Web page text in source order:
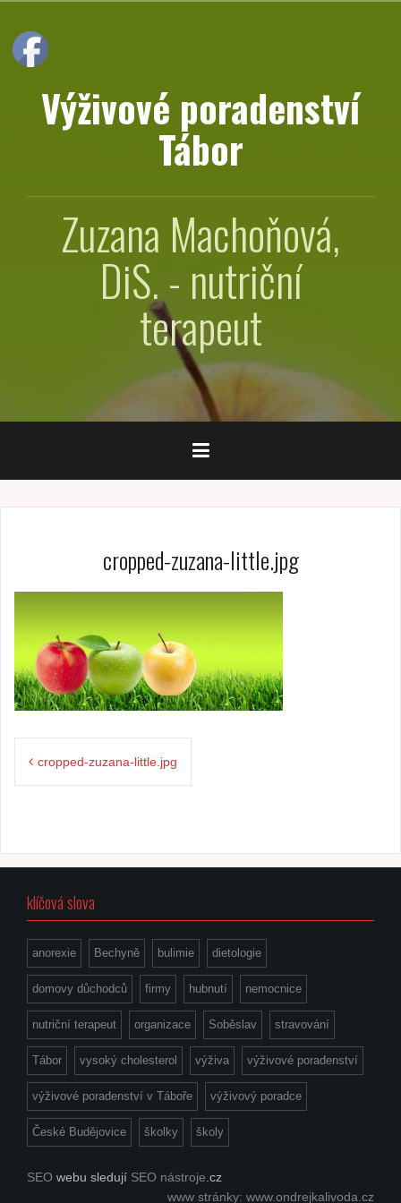
obsahu
webu
Výživové poradenství
Tábor
Zuzana Machoňová,
DiS. - nutriční
terapeut
cropped-zuzana-little.jpg
Navigace
cropped-zuzana-little.jpg
klíčová slova
anorexie Bechyně bulimie dietologie
domovy důchodců firmy hubnutí nemocnice
nutriční terapeut organizace Soběslav stravování
Tábor vysoký cholesterol výživa výživové poradenství
výživové poradenství v Táboře výživový poradce
České Budějovice školky školy
SEO webu sledují SEO nástroje .cz
www stránky: www.ondrejkalivoda.cz